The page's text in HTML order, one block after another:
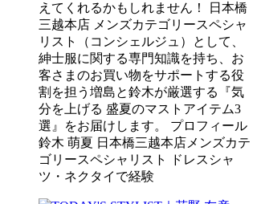
えてくれるかもしれません！ 日本橋
三越本店 メンズカテゴリースペシャ
リスト（コンシェルジュ）として、
紳士服に関する専門知識を持ち、お
客さまのお買い物をサポートする役
割を担う増島と鈴木が厳選する『気
分を上げる 盛夏のマストアイテム3
選』をお届けします。 プロフィール
鈴木 萌夏 日本橋三越本店メンズカテ
ゴリースペシャリスト ドレスシャ
ツ・ネクタイで経験